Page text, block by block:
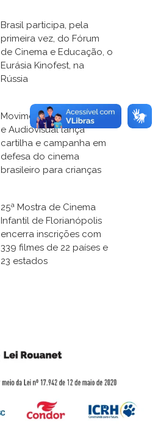
Brasil participa, pela
primeira vez, do Fórum
de Cinema e Educação, o
Eurásia Kinofest, na
Rússia
Movimento pela Infância
e Audiovisual lança
cartilha e campanha em
defesa do cinema
brasileiro para crianças
25ª Mostra de Cinema
Infantil de Florianópolis
encerra inscrições com
339 filmes de 22 países e
23 estados